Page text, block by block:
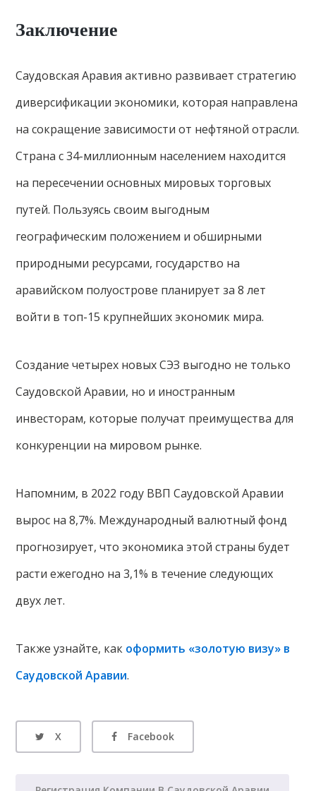
Заключение
Саудовская Аравия активно развивает стратегию
диверсификации экономики, которая направлена
на сокращение зависимости от нефтяной отрасли.
Страна с 34-миллионным населением находится
на пересечении основных мировых торговых
путей. Пользуясь своим выгодным
географическим положением и обширными
природными ресурсами, государство на
аравийском полуострове планирует за 8 лет
войти в топ-15 крупнейших экономик мира.
Создание четырех новых СЭЗ выгодно не только
Саудовской Аравии, но и иностранным
инвесторам, которые получат преимущества для
конкуренции на мировом рынке.
Напомним, в 2022 году ВВП Саудовской Аравии
вырос на 8,7%. Международный валютный фонд
прогнозирует, что экономика этой страны будет
расти ежегодно на 3,1% в течение следующих
двух лет.
Также узнайте, как оформить «золотую визу» в
Саудовской Аравии.
X Facebook